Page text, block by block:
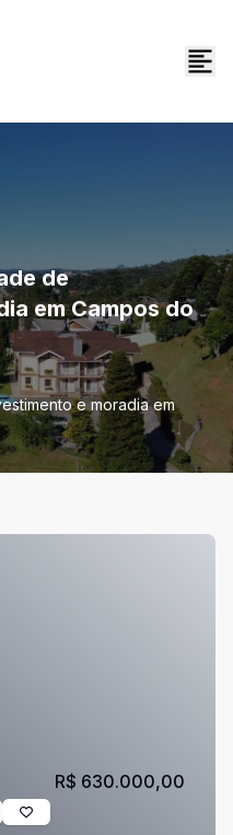
de
em Campos do
e moradia em
R$ 630.000,00